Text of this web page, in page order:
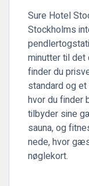
Sure Hotel
Stockholms
minutter til
finder du
standard og
hvor du finder
tilbyder sine
sauna, og
nede, hvor
nøglekort.